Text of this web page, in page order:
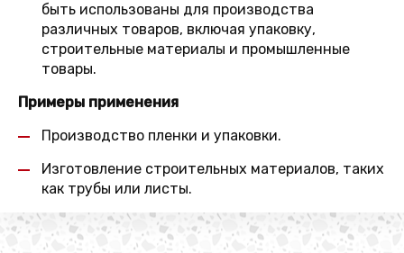
быть использованы для производства
различных товаров, включая упаковку,
строительные материалы и промышленные
товары.
Примеры применения
Производство пленки и упаковки.
Изготовление строительных материалов, таких
как трубы или листы.